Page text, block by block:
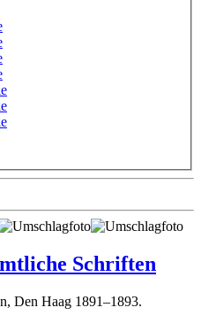
Schriften
Den Haag 1891–1893.